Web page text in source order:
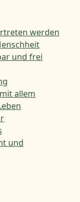
werden
und frei
allem
und